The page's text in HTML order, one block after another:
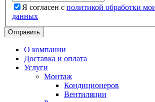
Я согласен с политикой обработки
данных
Отправить
О компании
Доставка и оплата
Услуги
Монтаж
Кондиционеров
Вентиляции